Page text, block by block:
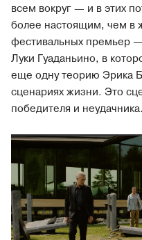
всем вокруг — и в этих
более настоящим, чем в
фестивальных премьер
Луки Гуаданьино, в
еще одну теорию Эрика
сценариях жизни. Это
победителя и неудачника.